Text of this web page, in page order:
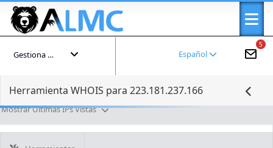
5
Español
Gestiona tu cuenta
Herramienta WHOIS para 223.181.237.166
Mostrar Últimas IPs Vistas